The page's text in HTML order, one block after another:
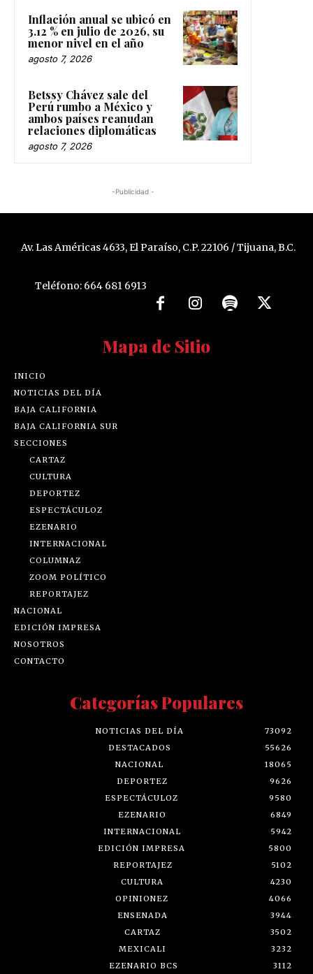
Inflación anual se ubicó en
3.12 % en julio de 2026, su
menor nivel en el año
agosto 7, 2026
Betssy Chávez sale del
Perú rumbo a México y
ambos países reanudan
relaciones diplomáticas
agosto 7, 2026
-Publicidad -
Av. Las Américas 4633, El Paraíso, C.P. 22106 / Tijuana, B.C.
Teléfono: 664 681 6913
Mapa de Sitio
INICIO
NOTICIAS DEL DÍA
BAJA CALIFORNIA
BAJA CALIFORNIA SUR
SECCIONES
CARTAZ
CULTURA
DEPORTEZ
ESPECTÁCULOZ
EZENARIO
INTERNACIONAL
COLUMNAZ
ZOOM POLÍTICO
REPORTAJEZ
NACIONAL
EDICIÓN IMPRESA
NOSOTROS
CONTACTO
Categorías Populares
NOTICIAS DEL DÍA
73092
DESTACADOS
55626
NACIONAL
18065
DEPORTEZ
9626
ESPECTÁCULOZ
9580
EZENARIO
6849
INTERNACIONAL
5942
EDICIÓN IMPRESA
5800
REPORTAJEZ
5102
CULTURA
4230
OPINIONEZ
4066
ENSENADA
3944
CARTAZ
3502
MEXICALI
3232
EZENARIO BCS
3112